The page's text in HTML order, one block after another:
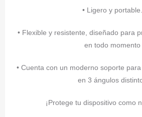
• Ligero y portable.
• Flexible y resistente, diseñado para
en todo momento
• Cuenta con un moderno soporte
en 3 ángulos
¡Protege tu dispositivo como